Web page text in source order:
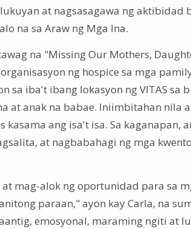
at nagsasagawa ng aktibidad
na sa Araw ng Mga Ina.
na "Missing Our Mothers,
ng hospice sa mga
sa iba't ibang lokasyon ng VITAS sa
at anak na babae. Iniimbitahan nila
ang isa't isa. Sa kaganapan,
at nagbabahagi ng mga
mag-alok ng oportunidad para sa
paraan," ayon kay Carla, na
emosyonal, maraming ngiti at